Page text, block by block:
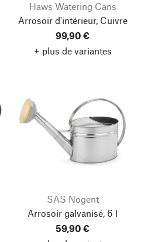
Haws Watering Cans
Arrosoir d'intérieur, Cuivre
99,90 €
+ plus de variantes
SAS Nogent
Arrosoir galvanisé, 6 l
59,90 €